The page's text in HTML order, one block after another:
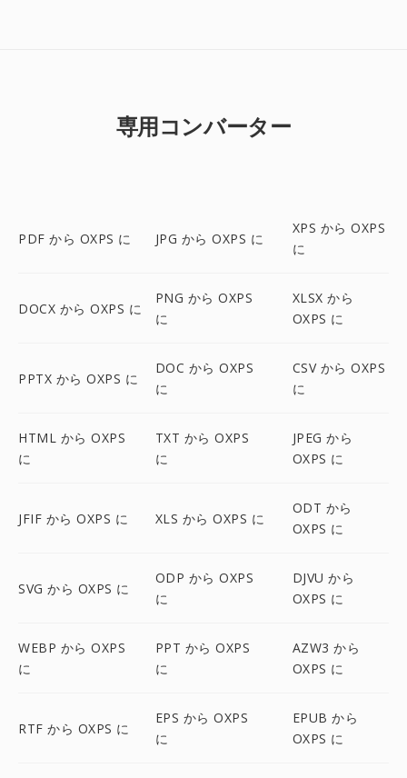
専用コンバーター
PDF から OXPS に JPG から OXPS に
XPS から OXPS
に
DOCX から OXPS に
PNG から OXPS
に
XLSX から
OXPS に
PPTX から OXPS に
DOC から OXPS
に
CSV から OXPS
に
HTML から OXPS
に
TXT から OXPS
に
JPEG から
OXPS に
JFIF から OXPS に XLS から OXPS に
ODT から
OXPS に
SVG から OXPS に
ODP から OXPS
に
DJVU から
OXPS に
WEBP から OXPS
に
PPT から OXPS
に
AZW3 から
OXPS に
RTF から OXPS に
EPS から OXPS
に
EPUB から
OXPS に